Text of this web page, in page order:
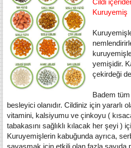
Cildi
Kuruyemiş
yemişidir.
çekirdeği
Badem
besleyici olanıdır. Cildiniz için yararlı
vitamini, kalsiyumu ve çinkoyu (
tabakasını sağlıklı kılacak her şeyi )
Kuruyemişlerin kabuğunda ayrıca,
savaşmak için etkili olan fazla sayıda